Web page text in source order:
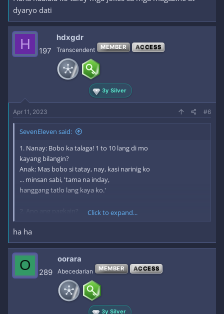
dyaryo dati
H 197
hdxgdr
Transcendent MEMBER ACCESS
3y Silver
Apr 11, 2023 #6
SevenEleven said:
1. Nanay: Bobo ka talaga! 1 to 10 lang di mo
kayang bilangin?
Anak: Mas bobo si tatay, nay, kasi narinig ko
... minsan sabi, 'tama na inday,
hanggang tatlo lang kaya ko.'
2. Ano ang pagkain?
Mister: Ano ang pagkain natin?
Misis: Nasa mesa, bahala ka na pumili!
Mister: Isang pirasong tuyo?
Ano pagpipilian ko?
Misis: Pumili ka kung kakain ka o hindi!
3. Overseas Call
Click to expand...
ha ha
O 289
oorara
Abecedarian MEMBER ACCESS
3y Silver